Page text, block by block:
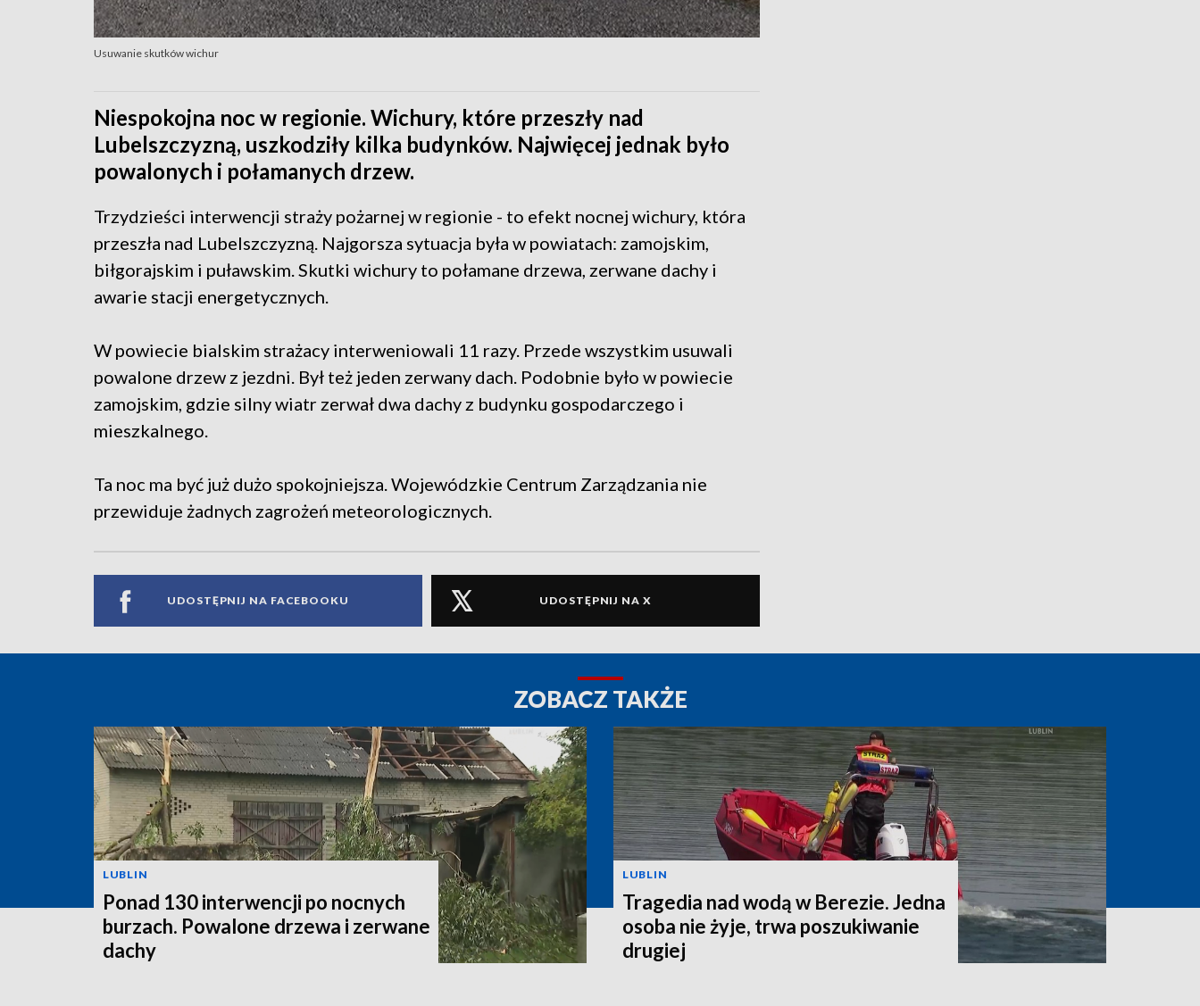
Usuwanie skutków wichur
Niespokojna noc w regionie. Wichury, które przeszły nad
Lubelszczyzną, uszkodziły kilka budynków. Najwięcej jednak było
powalonych i połamanych drzew.
Trzydzieści interwencji straży pożarnej w regionie - to efekt nocnej wichury, która
przeszła nad Lubelszczyzną. Najgorsza sytuacja była w powiatach: zamojskim,
biłgorajskim i puławskim. Skutki wichury to połamane drzewa, zerwane dachy i
awarie stacji energetycznych.
W powiecie bialskim strażacy interweniowali 11 razy. Przede wszystkim usuwali
powalone drzew z jezdni. Był też jeden zerwany dach. Podobnie było w powiecie
zamojskim, gdzie silny wiatr zerwał dwa dachy z budynku gospodarczego i
mieszkalnego.
Ta noc ma być już dużo spokojniejsza. Wojewódzkie Centrum Zarządzania nie
przewiduje żadnych zagrożeń meteorologicznych.
UDOSTĘPNIJ NA FACEBOOKU UDOSTĘPNIJ NA X
ZOBACZ TAKŻE
LUBLIN
Ponad 130 interwencji po nocnych
burzach. Powalone drzewa i zerwane
dachy
LUBLIN
Tragedia nad wodą w Berezie. Jedna
osoba nie żyje, trwa poszukiwanie
drugiej